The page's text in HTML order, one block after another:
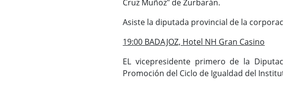
Cruz Muñoz" de Zurbarán.
Asiste la diputada provincial de la
19:00 BADAJOZ, Hotel NH Gran Casino
EL vicepresidente primero de la
Promoción del Ciclo de Igualdad del